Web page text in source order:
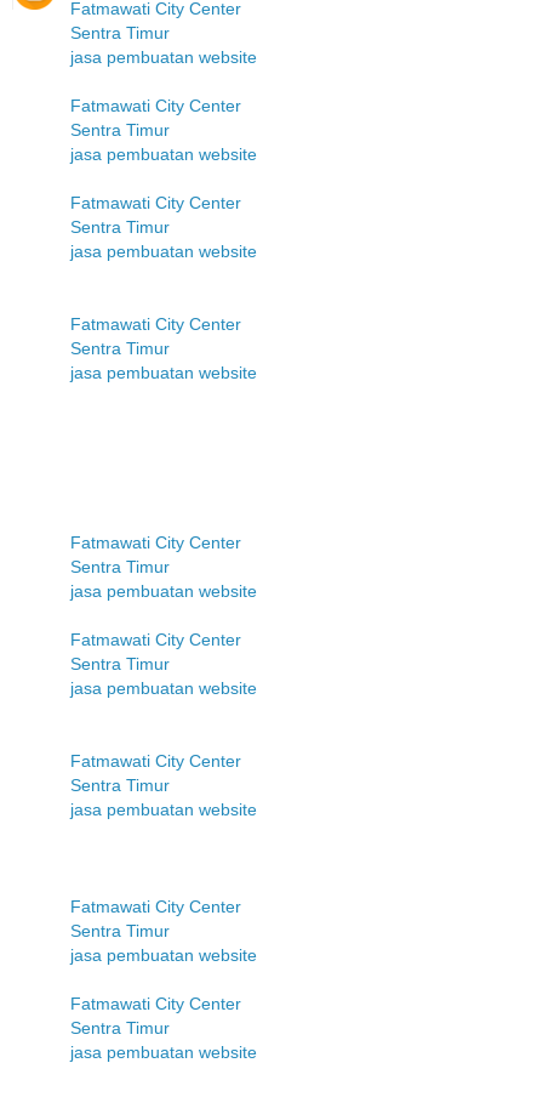
Fatmawati City Center
Sentra Timur
jasa pembuatan website
Fatmawati City Center
Sentra Timur
jasa pembuatan website
Fatmawati City Center
Sentra Timur
jasa pembuatan website
Fatmawati City Center
Sentra Timur
jasa pembuatan website
Fatmawati City Center
Sentra Timur
jasa pembuatan website
Fatmawati City Center
Sentra Timur
jasa pembuatan website
Fatmawati City Center
Sentra Timur
jasa pembuatan website
Fatmawati City Center
Sentra Timur
jasa pembuatan website
Fatmawati City Center
Sentra Timur
jasa pembuatan website